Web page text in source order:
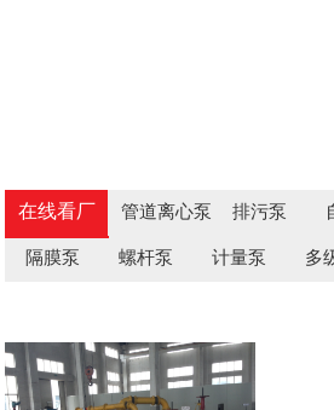
在线看厂 管道离心泵 排污泵
隔膜泵 螺杆泵 计量泵 多